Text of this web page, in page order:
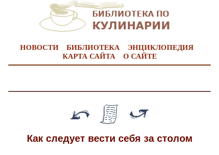
НОВОСТИ БИБЛИОТЕКА
ЭНЦИКЛОПЕДИЯ
КАРТА САЙТА
О САЙТЕ
Как следует вести себя за столом